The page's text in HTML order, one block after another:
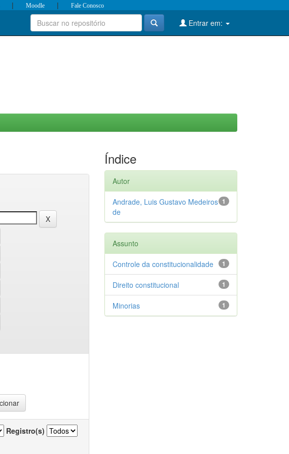
| Moodle | Fale Conosco
Entrar em:
Registro(s)
Índice
Autor
1
Andrade, Luis Gustavo Medeiros
de
Assunto
1
Controle da constitucionalidade
1
Direito constitucional
1
Minorias